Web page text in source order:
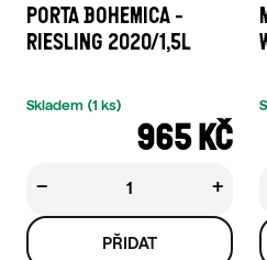
PORTA BOHEMICA -
RIESLING 2020/1,5L
965 KČ
Skladem (1 ks)
+
−